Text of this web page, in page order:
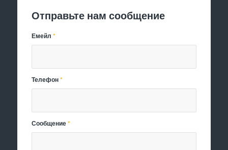
Отправьте нам сообщение
Емейл*
Телефон*
Сообщение*